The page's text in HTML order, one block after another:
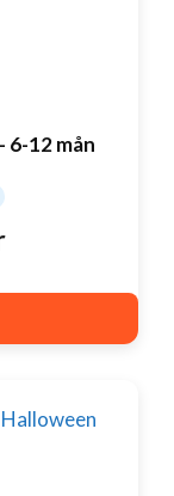
6-12 mån
Det
nuvarande
190 kr.